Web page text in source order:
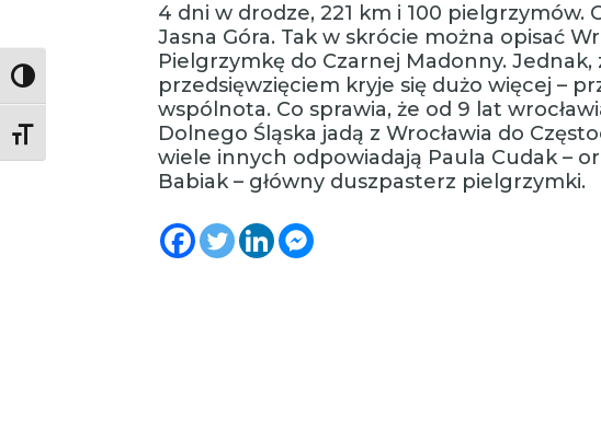
Toggle High Contrast
Toggle Font size
4 dni w drodze, 221 km i 100 pielgrzymów.
Jasna Góra. Tak w skrócie można opisać
Pielgrzymkę do Czarnej Madonny. Jednak,
przedsięwzięciem kryje się dużo więcej –
wspólnota. Co sprawia, że od 9 lat
Dolnego Śląska jadą z Wrocławia do
wiele innych odpowiadają Paula Cudak –
Babiak – główny duszpasterz pielgrzymki.